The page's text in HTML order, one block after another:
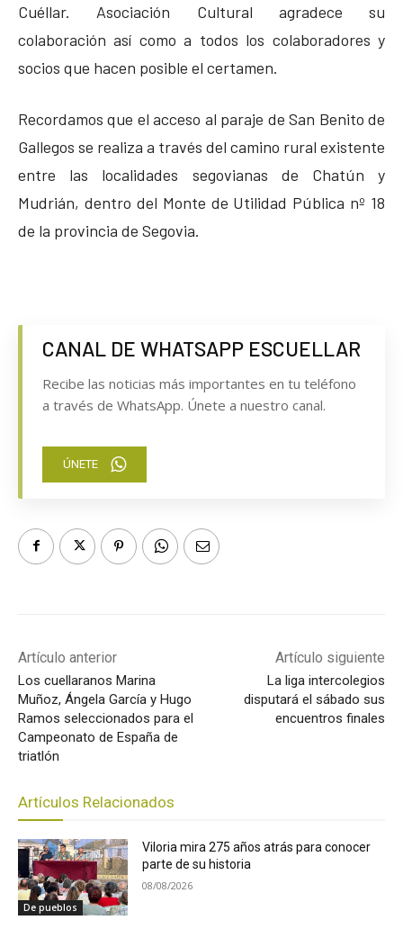
Cuéllar. Asociación Cultural agradece su
colaboración así como a todos los colaboradores y
socios que hacen posible el certamen.
Recordamos que el acceso al paraje de San Benito de
Gallegos se realiza a través del camino rural existente
entre las localidades segovianas de Chatún y
Mudrián, dentro del Monte de Utilidad Pública nº 18
de la provincia de Segovia.
CANAL DE WHATSAPP ESCUELLAR
Recibe las noticias más importantes en tu teléfono
a través de WhatsApp. Únete a nuestro canal.
ÚNETE
Artículo anterior
Los cuellaranos Marina
Muñoz, Ángela García y Hugo
Ramos seleccionados para el
Campeonato de España de
triatlón
Artículo siguiente
La liga intercolegios
disputará el sábado sus
encuentros finales
Artículos Relacionados
De pueblos
Viloria mira 275 años atrás para conocer
parte de su historia
08/08/2026